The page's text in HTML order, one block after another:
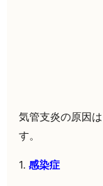
気管支炎の原因
す。
1.感染症